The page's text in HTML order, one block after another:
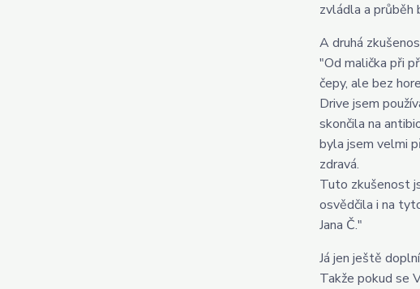
zvládla a průběh
A druhá
"Od malička při
čepy, ale bez
Drive jsem
skončila na
byla jsem velmi
zdravá.
Tuto zkušenost
osvědčila i na
Jana Č."
Já jen ještě
Takže pokud se